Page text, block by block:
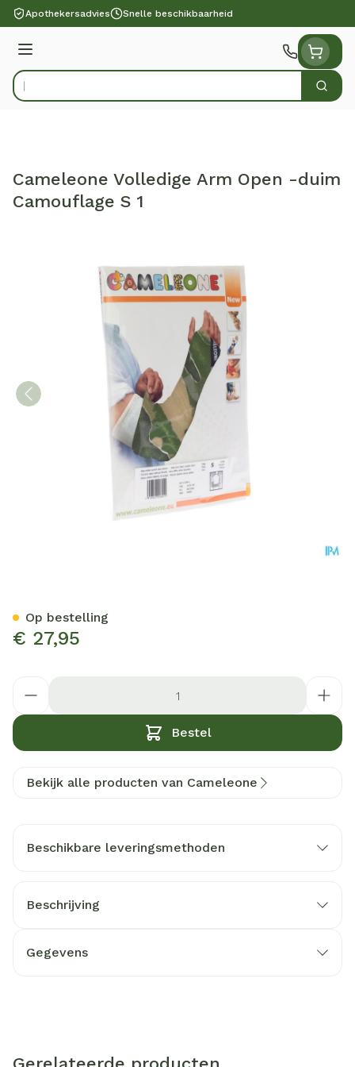
Ga naar de inhoud
Apothekersadvies Snelle beschikbaarheid
Menu
Product, merk, categorie... Zoek
Cameleone Volledige Arm Open -duim
Camouflage S 1
€ 27,95
Bestel
Op bestelling
Bekijk alle producten van Cameleone
Beschikbare leveringsmethoden
Beschrijving
Gegevens